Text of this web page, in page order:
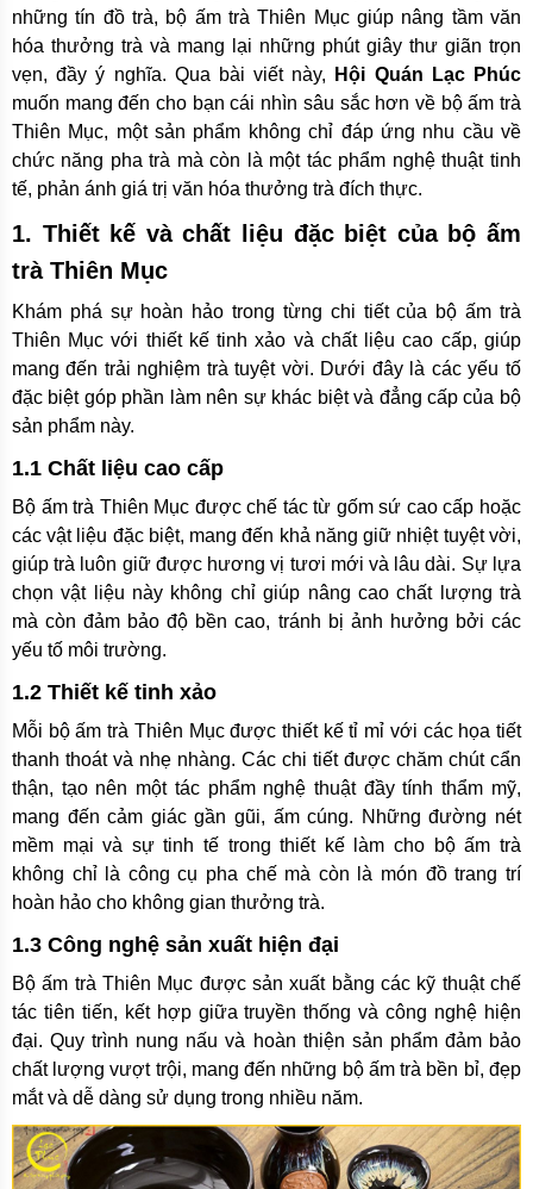
những tín đồ trà, bộ ấm trà Thiên Mục giúp nâng tầm văn
hóa thưởng trà và mang lại những phút giây thư giãn trọn
vẹn, đầy ý nghĩa. Qua bài viết này,
Hội Quán Lạc Phúc
muốn mang đến cho bạn cái nhìn sâu sắc hơn về bộ ấm trà
Thiên Mục, một sản phẩm không chỉ đáp ứng nhu cầu về
chức năng pha trà mà còn là một tác phẩm nghệ thuật tinh
tế, phản ánh giá trị văn hóa thưởng trà đích thực.
1. Thiết kế và chất liệu đặc biệt của bộ ấm
trà Thiên Mục
Khám phá sự hoàn hảo trong từng chi tiết của bộ ấm trà
Thiên Mục với thiết kế tinh xảo và chất liệu cao cấp, giúp
mang đến trải nghiệm trà tuyệt vời. Dưới đây là các yếu tố
đặc biệt góp phần làm nên sự khác biệt và đẳng cấp của bộ
sản phẩm này.
1.1 Chất liệu cao cấp
Bộ ấm trà Thiên Mục được chế tác từ gốm sứ cao cấp hoặc
các vật liệu đặc biệt, mang đến khả năng giữ nhiệt tuyệt vời,
giúp trà luôn giữ được hương vị tươi mới và lâu dài. Sự lựa
chọn vật liệu này không chỉ giúp nâng cao chất lượng trà
mà còn đảm bảo độ bền cao, tránh bị ảnh hưởng bởi các
yếu tố môi trường.
1.2 Thiết kế tinh xảo
Mỗi bộ ấm trà Thiên Mục được thiết kế tỉ mỉ với các họa tiết
thanh thoát và nhẹ nhàng. Các chi tiết được chăm chút cẩn
thận, tạo nên một tác phẩm nghệ thuật đầy tính thẩm mỹ,
mang đến cảm giác gần gũi, ấm cúng. Những đường nét
mềm mại và sự tinh tế trong thiết kế làm cho bộ ấm trà
không chỉ là công cụ pha chế mà còn là món đồ trang trí
hoàn hảo cho không gian thưởng trà.
1.3 Công nghệ sản xuất hiện đại
Bộ ấm trà Thiên Mục được sản xuất bằng các kỹ thuật chế
tác tiên tiến, kết hợp giữa truyền thống và công nghệ hiện
đại. Quy trình nung nấu và hoàn thiện sản phẩm đảm bảo
chất lượng vượt trội, mang đến những bộ ấm trà bền bỉ, đẹp
mắt và dễ dàng sử dụng trong nhiều năm.